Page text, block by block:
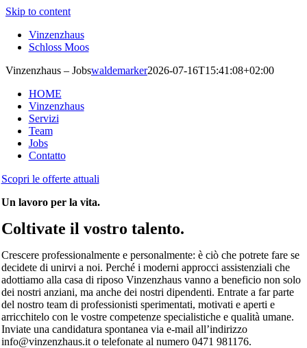
Skip to content
Vinzenzhaus
Schloss Moos
Vinzenzhaus – Jobswaldemarker2026-07-16T15:41:08+02:00
HOME
Vinzenzhaus
Servizi
Team
Jobs
Contatto
Scopri le offerte attuali
Un lavoro per la vita.
Coltivate il vostro talento.
Crescere professionalmente e personalmente: è ciò che potrete fare se
decidete di unirvi a noi. Perché i moderni approcci assistenziali che
adottiamo alla casa di riposo Vinzenzhaus vanno a beneficio non solo
dei nostri anziani, ma anche dei nostri dipendenti. Entrate a far parte
del nostro team di professionisti sperimentati, motivati e aperti e
arricchitelo con le vostre competenze specialistiche e qualità umane.
Inviate una candidatura spontanea via e-mail all’indirizzo
info@vinzenzhaus.ito telefonate al numero 0471 981176.